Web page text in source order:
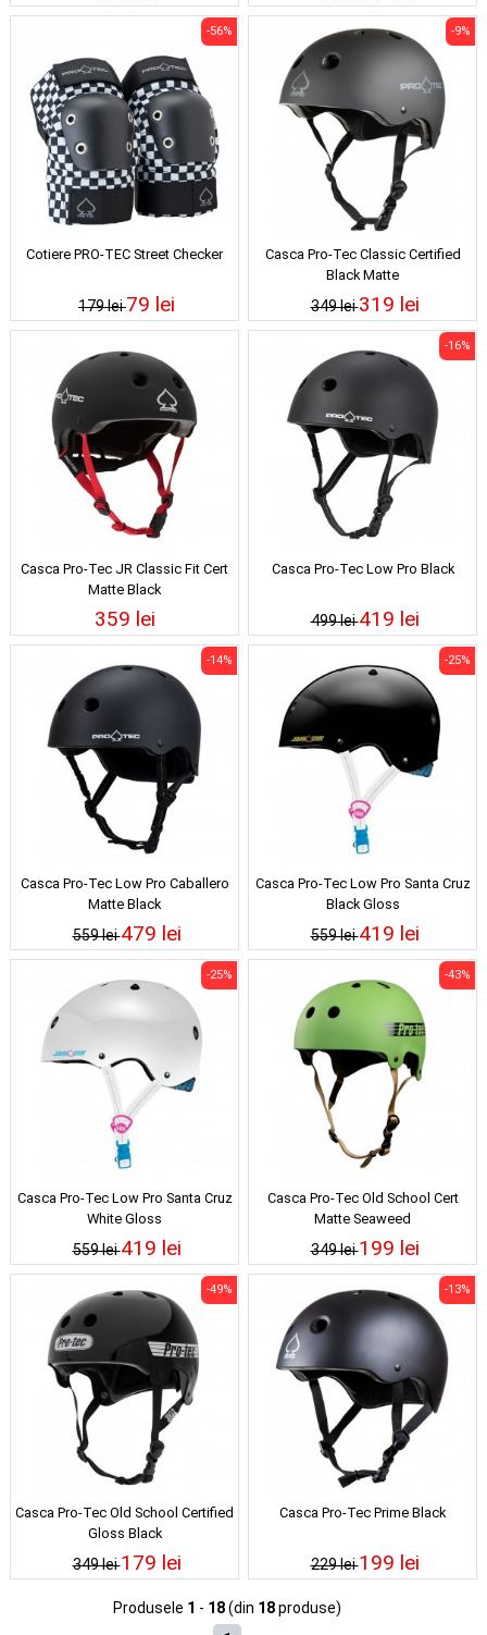
Cotiere PRO-TEC Street Checker
179 lei
-56%
79 lei
Casca Pro-Tec Classic Certified
Black Matte
349 lei
-9%
319 lei
Casca Pro-Tec JR Classic Fit Cert
Matte Black
359 lei
Casca Pro-Tec Low Pro Black
499 lei
-16%
419 lei
Casca Pro-Tec Low Pro Caballero
Matte Black
559 lei
-14%
479 lei
Casca Pro-Tec Low Pro Santa Cruz
Black Gloss
559 lei
-25%
419 lei
Casca Pro-Tec Low Pro Santa Cruz
White Gloss
559 lei
-25%
419 lei
Casca Pro-Tec Old School Cert
Matte Seaweed
349 lei
-43%
199 lei
Casca Pro-Tec Old School Certified
Gloss Black
349 lei
-49%
179 lei
Casca Pro-Tec Prime Black
229 lei
-13%
199 lei
Produsele 1 - 18(din 18produse)